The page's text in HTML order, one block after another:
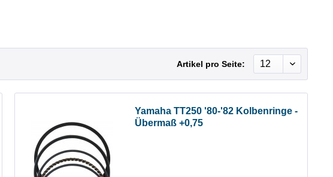
Artikel pro Seite:
Yamaha TT250 '80-'82 Kolbenringe -
Übermaß +0,75